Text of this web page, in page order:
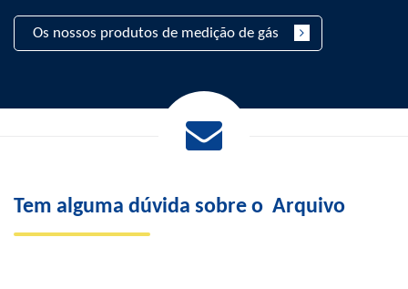
Os nossos produtos de medição de gás
Tem alguma dúvida sobre o Arquivo